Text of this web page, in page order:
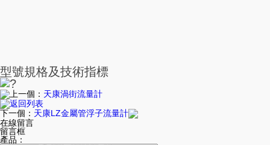
型號規格及技術指標
?
上一個： 天康渦街流量計
返回列表
下一個： 天康LZ金屬管浮子流量計
在線留言
留言框
產品：